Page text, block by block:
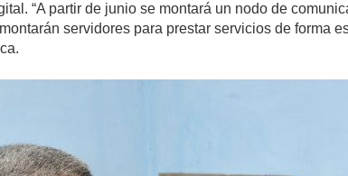
“A partir de junio se montará un nodo de
servidores para prestar servicios de forma